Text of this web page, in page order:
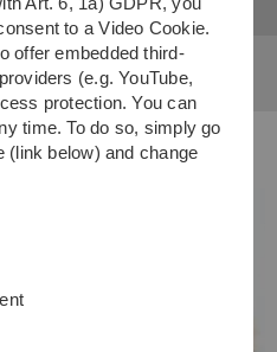
to a Video Cookie.
offer embedded third-
(e.g. YouTube,
protection. You can
time. To do so, simply go
(link below) and change